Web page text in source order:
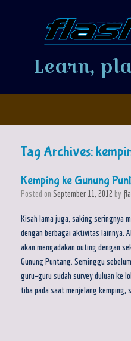
Learn,
Tag Archives:
Kemping ke Gunung
Posted on September 11, 2012 by
Kisah lama juga, saking seringnya
dengan berbagai aktivitas lainnya.
akan mengadakan outing dengan
Gunung Puntang. Seminggu
guru-guru sudah survey duluan ke
tiba pada saat menjelang kemping,